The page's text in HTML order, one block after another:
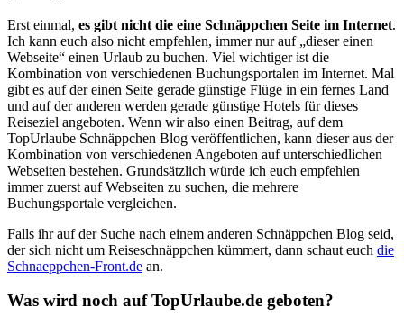
Erst einmal, es gibt nicht die eine Schnäppchen Seite im Internet.
Ich kann euch also nicht empfehlen, immer nur auf „dieser einen
Webseite“ einen Urlaub zu buchen. Viel wichtiger ist die
Kombination von verschiedenen Buchungsportalen im Internet. Mal
gibt es auf der einen Seite gerade günstige Flüge in ein fernes Land
und auf der anderen werden gerade günstige Hotels für dieses
Reiseziel angeboten. Wenn wir also einen Beitrag, auf dem
TopUrlaube Schnäppchen Blog veröffentlichen, kann dieser aus der
Kombination von verschiedenen Angeboten auf unterschiedlichen
Webseiten bestehen. Grundsätzlich würde ich euch empfehlen
immer zuerst auf Webseiten zu suchen, die mehrere
Buchungsportale vergleichen.
Falls ihr auf der Suche nach einem anderen Schnäppchen Blog seid,
der sich nicht um Reiseschnäppchen kümmert, dann schaut euch die
Schnaeppchen-Front.de an.
Was wird noch auf TopUrlaube.de geboten?